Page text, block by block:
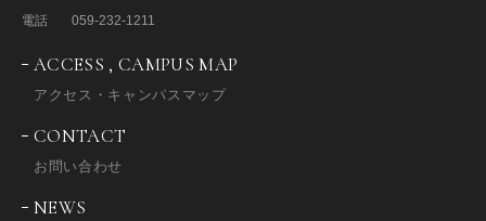
電話
059-232-1211
ACCESS , CAMPUS MAP
アクセス・キャンパスマップ
CONTACT
お問い合わせ
NEWS